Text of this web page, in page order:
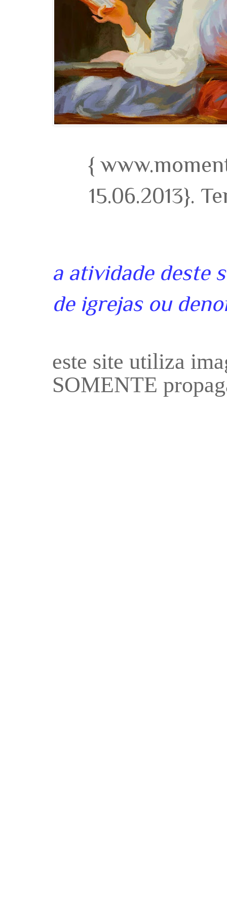
{
15.06.2013}.
a atividade deste
de igrejas ou
este site utiliza
SOMENTE